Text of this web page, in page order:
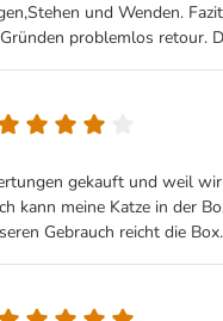
und Wenden.
problemlos retour.
gekauft und weil
kann meine Katze in der
Gebrauch reicht die Box.